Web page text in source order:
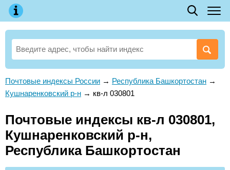
Почтовые индексы России → Республика Башкортостан →
Кушнаренковский р-н → кв-л 030801
Почтовые индексы кв-л 030801,
Кушнаренковский р-н,
Республика Башкортостан